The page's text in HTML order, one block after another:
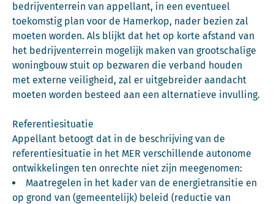
bedrijventerrein van appellant, in een eventueel
toekomstig plan voor de Hamerkop, nader bezien zal
moeten worden. Als blijkt dat het op korte afstand van
het bedrijventerrein mogelijk maken van grootschalige
woningbouw stuit op bezwaren die verband houden
met externe veiligheid, zal er uitgebreider aandacht
moeten worden besteed aan een alternatieve invulling.
Referentiesituatie
Appellant betoogt dat in de beschrijving van de
referentiesituatie in het MER verschillende autonome
ontwikkelingen ten onrechte niet zijn meegenomen:
Maatregelen in het kader van de energietransitie en
op grond van (gemeentelijk) beleid (reductie van